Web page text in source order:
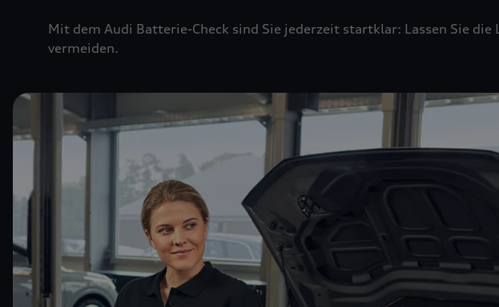
Mit dem Audi Batterie-Check sind Sie jederzeit startklar: Lassen Sie
vermeiden.